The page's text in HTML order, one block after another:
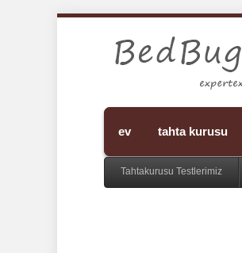
ev tahta kurusu
Tahtakurusu Testlerimiz